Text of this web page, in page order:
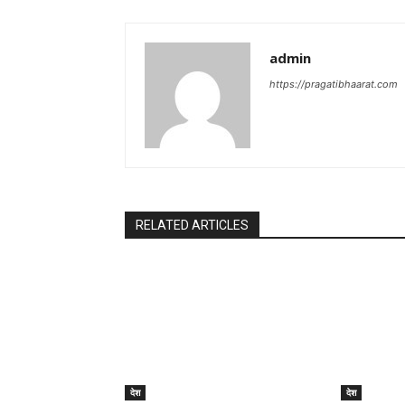
admin
https://pragatibhaarat.com
RELATED ARTICLES
देश देश